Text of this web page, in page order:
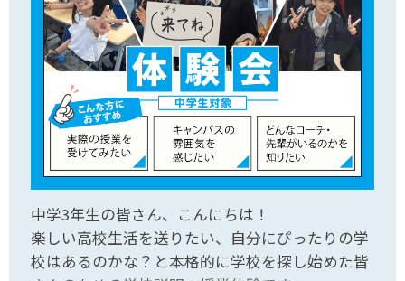
中学3年生の皆さん、こんにちは！
楽しい高校生活を送りたい、自分にぴったりの学
校はあるのかな？と本格的に学校を探し始めた皆